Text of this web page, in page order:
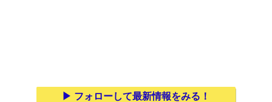
▶︎ フォローして最新情報をみる！